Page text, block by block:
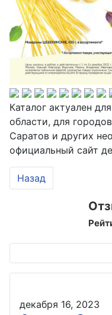
Каталог актуален
области, для
Саратов и других
официальный сайт
Предыдущий:
Назад
декабря 16, 2023